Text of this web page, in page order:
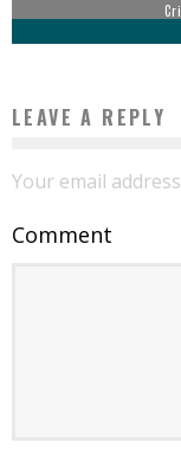
LEAVE A REPLY
Your email
Comment